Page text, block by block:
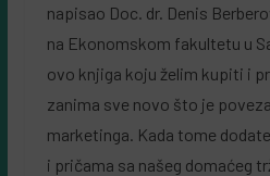
napisao Doc. dr. Denis
na Ekonomskom fakultetu u
ovo knjiga koju želim kupiti i
zanima sve novo što je
marketinga. Kada tome
i pričama sa našeg domaćeg